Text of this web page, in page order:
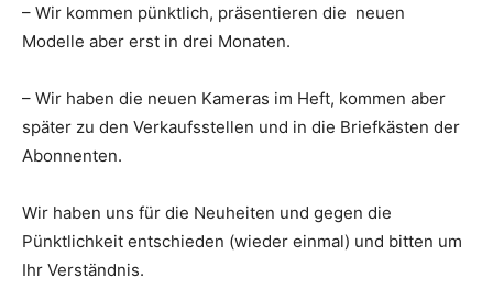
– Wir kommen pünktlich, präsentieren die neuen
Modelle aber erst in drei Monaten.
– Wir haben die neuen Kameras im Heft, kommen aber
später zu den Verkaufsstellen und in die Briefkästen der
Abonnenten.
Wir haben uns für die Neuheiten und gegen die
Pünktlichkeit entschieden (wieder einmal) und bitten um
Ihr Verständnis.